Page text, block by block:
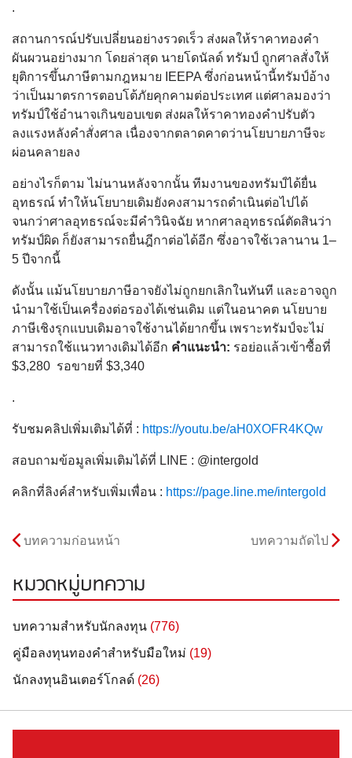
.
สถานการณ์ปรับเปลี่ยนอย่างรวดเร็ว ส่งผลให้ราคาทองคำ
ผันผวนอย่างมาก โดยล่าสุด นายโดนัลด์ ทรัมป์ ถูกศาลสั่งให้
ยุติการขึ้นภาษีตามกฎหมาย IEEPA ซึ่งก่อนหน้านี้ทรัมป์อ้าง
ว่าเป็นมาตรการตอบโต้ภัยคุกคามต่อประเทศ แต่ศาลมองว่า
ทรัมป์ใช้อำนาจเกินขอบเขต ส่งผลให้ราคาทองคำปรับตัว
ลงแรงหลังคำสั่งศาล เนื่องจากตลาดคาดว่านโยบายภาษีจะ
ผ่อนคลายลง
อย่างไรก็ตาม ไม่นานหลังจากนั้น ทีมงานของทรัมป์ได้ยื่น
อุทธรณ์ ทำให้นโยบายเดิมยังคงสามารถดำเนินต่อไปได้
จนกว่าศาลอุทธรณ์จะมีคำวินิจฉัย หากศาลอุทธรณ์ตัดสินว่า
ทรัมป์ผิด ก็ยังสามารถยื่นฎีกาต่อได้อีก ซึ่งอาจใช้เวลานาน 1–
5 ปีจากนี้
ดังนั้น แม้นโยบายภาษีอาจยังไม่ถูกยกเลิกในทันที และอาจถูก
นำมาใช้เป็นเครื่องต่อรองได้เช่นเดิม แต่ในอนาคต นโยบาย
ภาษีเชิงรุกแบบเดิมอาจใช้งานได้ยากขึ้น เพราะทรัมป์จะไม่
สามารถใช้แนวทางเดิมได้อีก คำแนะนำ: รอย่อเเล้วเข้าซื้อที่
$3,280 รอขายที่ $3,340
.
รับชมคลิปเพิ่มเติมได้ที่ : https://youtu.be/aH0XOFR4KQw
สอบถามข้อมูลเพิ่มเติมได้ที่ LINE : @intergold
คลิกที่ลิงค์สำหรับเพิ่มเพื่อน : https://page.line.me/intergold
บทความก่อนหน้า บทความถัดไป
หมวดหมู่บทความ
บทความสำหรับนักลงทุน (776)
คู่มือลงทุนทองคำสำหรับมือใหม่ (19)
นักลงทุนอินเตอร์โกลด์ (26)